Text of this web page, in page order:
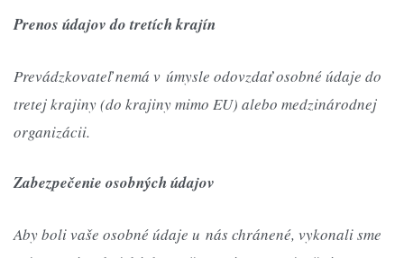
Prenos údajov do tretích krajín
Prevádzkovateľ nemá v úmysle odovzdať osobné údaje do
tretej krajiny (do krajiny mimo EU) alebo medzinárodnej
organizácii.
Zabezpečenie osobných údajov
Aby boli vaše osobné údaje u nás chránené, vykonali sme